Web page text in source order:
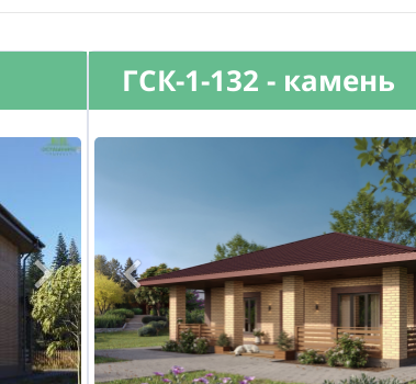
ГСК-1-132 - камень